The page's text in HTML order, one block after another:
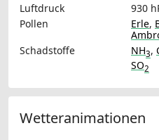
Luftdruck
930
Pollen
Erle,
Schadstoffe
NH3,
SO2
Wetteranimationen